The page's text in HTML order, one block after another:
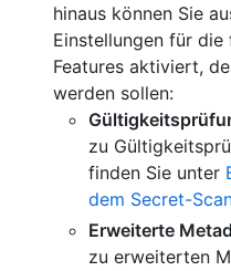
hinaus können Sie
Einstellungen für
Features aktiviert,
werden sollen:
zu
finden Sie unter
dem Secret-
Erweiterte
zu erweiterten